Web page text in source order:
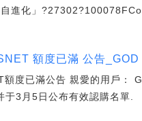
進化」?27302?100078FCo.
額度已滿 公告_GOD
度已滿公告 親愛的用戶：
3月5日公布有效認購名單.